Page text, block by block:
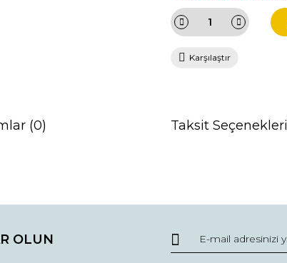
Karşılaştır
(0) Taksit Seçenekleri
Yorum Yaz
OLUN